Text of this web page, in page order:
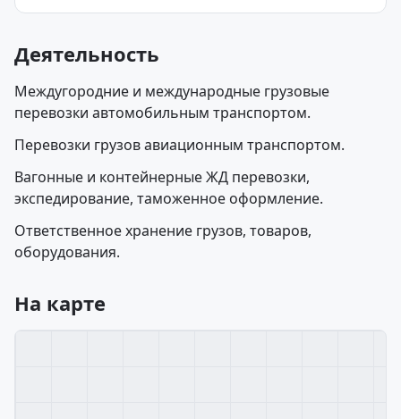
Деятельность
Междугородние и международные грузовые
перевозки автомобильным транспортом.
Перевозки грузов авиационным транспортом.
Вагонные и контейнерные ЖД перевозки,
экспедирование, таможенное оформление.
Ответственное хранение грузов, товаров,
оборудования.
На карте